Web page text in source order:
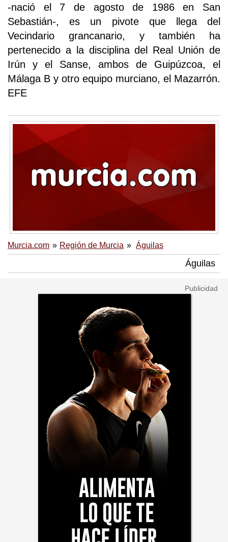
-nació el 7 de agosto de 1986 en San
Sebastián-, es un pivote que llega del
Vecindario grancanario, y también ha
pertenecido a la disciplina del Real Unión de
Irún y el Sanse, ambos de Guipúzcoa, el
Málaga B y otro equipo murciano, el Mazarrón.
EFE
Murcia.com Región de Murcia Águilas
Águilas